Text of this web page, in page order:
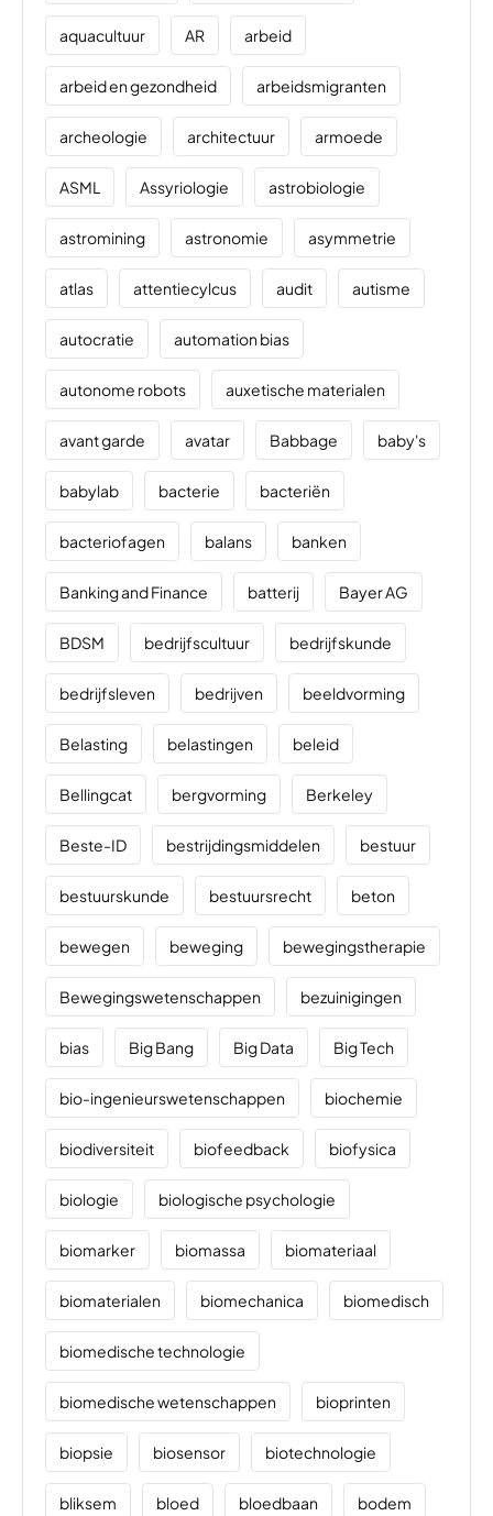
aquacultuur AR arbeid
arbeid en gezondheid arbeidsmigranten
archeologie architectuur armoede
ASML Assyriologie astrobiologie
astromining astronomie asymmetrie
atlas attentiecylcus audit autisme
autocratie automation bias
autonome robots auxetische materialen
avant garde avatar Babbage baby's
babylab bacterie bacteriën
bacteriofagen balans banken
Banking and Finance batterij Bayer AG
BDSM bedrijfscultuur bedrijfskunde
bedrijfsleven bedrijven beeldvorming
Belasting belastingen beleid
Bellingcat bergvorming Berkeley
Beste-ID bestrijdingsmiddelen bestuur
bestuurskunde bestuursrecht beton
bewegen beweging bewegingstherapie
Bewegingswetenschappen bezuinigingen
bias Big Bang Big Data Big Tech
bio-ingenieurswetenschappen biochemie
biodiversiteit biofeedback biofysica
biologie biologische psychologie
biomarker biomassa biomateriaal
biomaterialen biomechanica biomedisch
biomedische technologie
biomedische wetenschappen bioprinten
biopsie biosensor biotechnologie
bliksem bloed bloedbaan bodem